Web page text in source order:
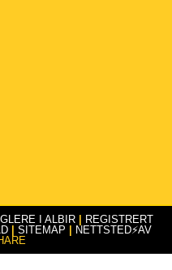
I ALBIR
REGISTRERT
| SITEMAP
NETTSTED⚡AV